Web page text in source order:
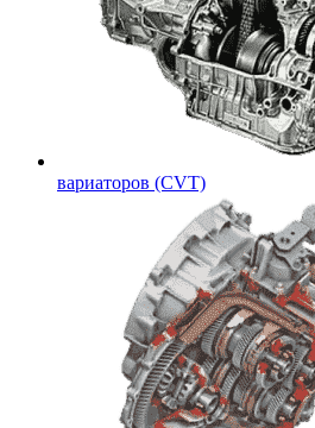
вариаторов (CVT)